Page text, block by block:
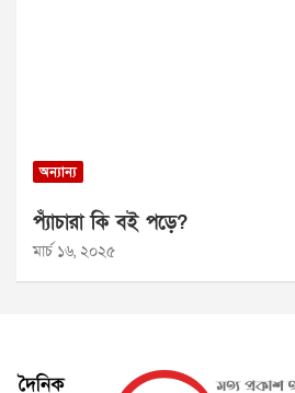
অন্যান্য
প্যাঁচারা কি বই পড়ে?
মার্চ ১৬, ২০২৫